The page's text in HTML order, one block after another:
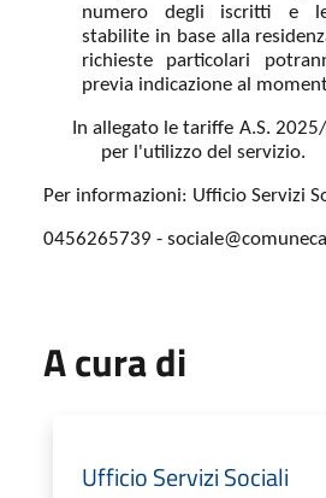
numero degli iscritti e
stabilite in base alla
richieste particolari
previa indicazione al
In allegato le tariffe A.S.
per l'utilizzo del servizio.
Per informazioni: Ufficio Servizi
0456265739 -
A cura di
Ufficio Servizi Sociali